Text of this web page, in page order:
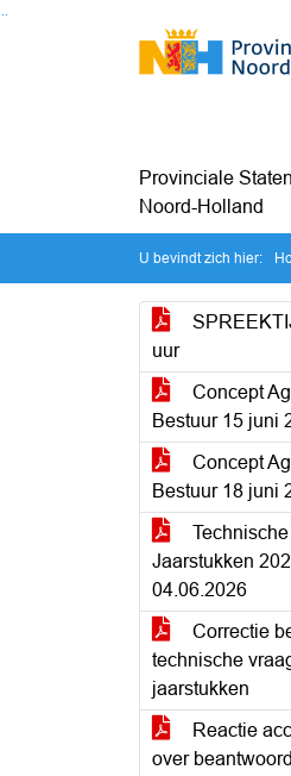
Ga naar de inhoud van deze pagina
Ga naar het zoeken
Provinciale Staten
Noord-Holland
U bevindt zich hier:
uur
Concept
Bestuur 15 juni
Concept
Bestuur 18 juni
Jaarstukken
04.06.2026
Correctie
technische
jaarstukken
Reactie
over